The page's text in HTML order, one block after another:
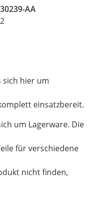
AA
hier um
einsatzbereit.
um Lagerware. Die
für verschiedene
nicht finden,